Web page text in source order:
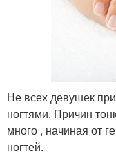
Не всех девушек
ногтями. Причин
много , начиная от
ногтей.